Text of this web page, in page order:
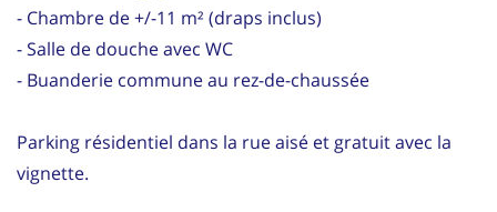
- Chambre de +/-11 m² (draps inclus)
- Salle de douche avec WC
- Buanderie commune au rez-de-chaussée
Parking résidentiel dans la rue aisé et gratuit avec la
vignette.